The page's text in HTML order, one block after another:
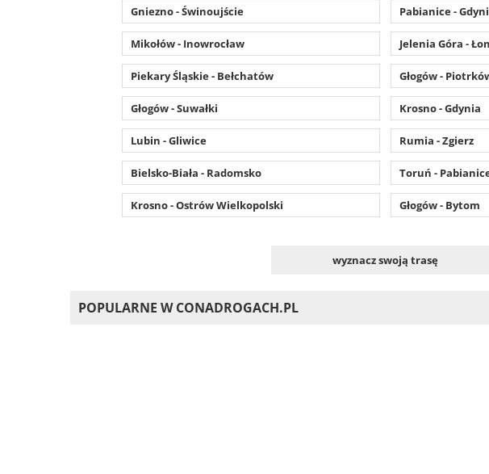
Gniezno - Świnoujście Pabianice -
Mikołów - Inowrocław Jelenia Góra -
Piekary Śląskie - Bełchatów Głogów -
Głogów - Suwałki Krosno - Gdynia
Lubin - Gliwice Rumia - Zgierz
Bielsko-Biała - Radomsko Toruń -
Krosno - Ostrów Wielkopolski Głogów - Bytom
wyznacz swoją trasę
POPULARNE W CONADROGACH.PL